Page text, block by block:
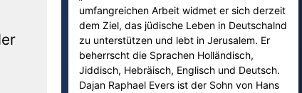
umfangreichen Arbeit widmet er sich derzeit
dem Ziel, das jüdische Leben in Deutschalnd
zu unterstützen und lebt in Jerusalem. Er
beherrscht die Sprachen Holländisch,
Jiddisch, Hebräisch, Englisch und Deutsch.
Dajan Raphael Evers ist der Sohn von Hans